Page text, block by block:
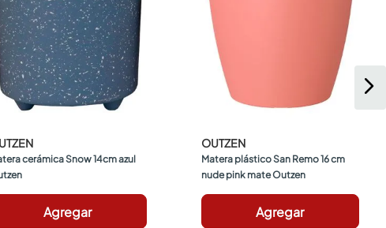
cerámica Snow 14cm azul
Agregar
OUTZEN
Matera plástico San Remo 16 cm
nude pink mate Outzen
Agregar